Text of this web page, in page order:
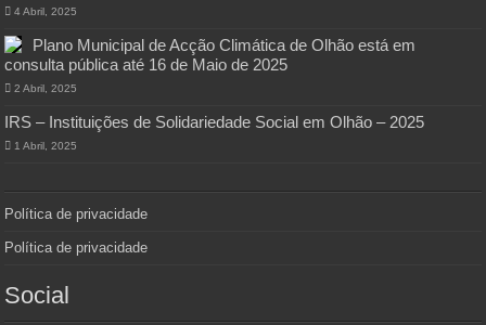
4 Abril, 2025
Plano Municipal de Acção Climática de Olhão está em
consulta pública até 16 de Maio de 2025
2 Abril, 2025
IRS – Instituições de Solidariedade Social em Olhão – 2025
1 Abril, 2025
Política de privacidade
Política de privacidade
Social